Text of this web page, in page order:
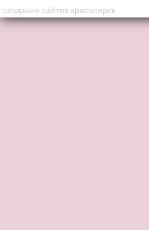
создание сайтов красноярск